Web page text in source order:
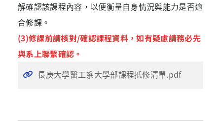
解確認該課程內容，以便衡量自身情況與能力是否適
合修課。
(3)修課前請核對/確認課程資料，如有疑慮請務必先
與系上聯繫確認。
長庚大學醫工系大學部課程抵修清單.pdf